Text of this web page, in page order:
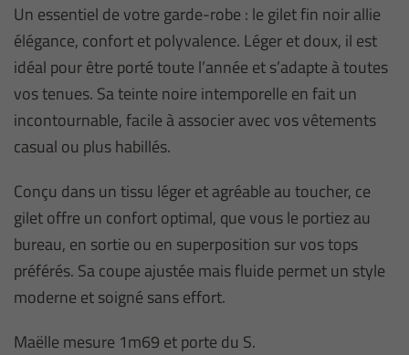
Un essentiel de votre garde-robe : le gilet fin noir allie
élégance, confort et polyvalence. Léger et doux, il est
idéal pour être porté toute l’année et s’adapte à toutes
vos tenues. Sa teinte noire intemporelle en fait un
incontournable, facile à associer avec vos vêtements
casual ou plus habillés.
Conçu dans un tissu léger et agréable au toucher, ce
gilet offre un confort optimal, que vous le portiez au
bureau, en sortie ou en superposition sur vos tops
préférés. Sa coupe ajustée mais fluide permet un style
moderne et soigné sans effort.
Maëlle mesure 1m69 et porte du S.